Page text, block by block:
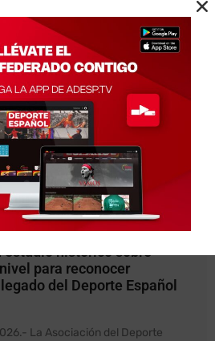
Ver todos
estudio histórico sobre
para reconocer
del Deporte Español
La Asociación del Deporte